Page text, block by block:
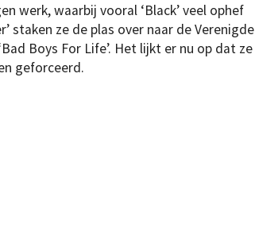
werk, waarbij vooral ‘Black’ veel ophef
staken ze de plas over naar de Verenigde
Boys For Life’. Het lijkt er nu op dat ze
geforceerd.